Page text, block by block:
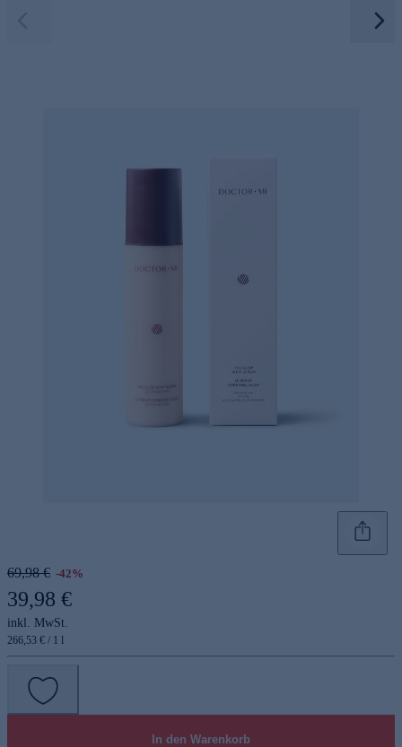
69,98 € -42%
39,98 €
inkl. MwSt.
266,53 € / 1 l
In den Warenkorb